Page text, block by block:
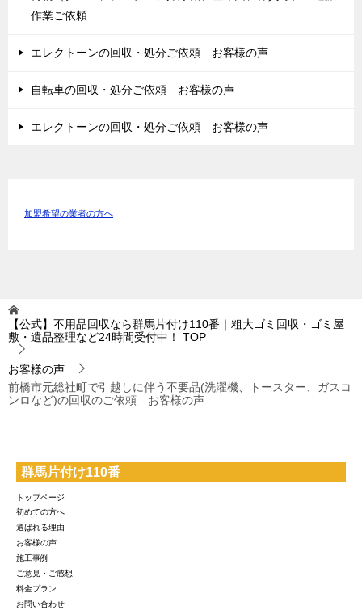
作業ご依頼
エレクトーンの回収・処分ご依頼 お客様の声
自転車の回収・処分ご依頼 お客様の声
エレクトーンの回収・処分ご依頼 お客様の声
加盟希望の業者の方へ
【公式】不用品回収なら群馬片付け110番｜粗大ゴミ回収・ゴミ屋
敷・遺品整理など24時間受付中！
TOP
お客様の声
前橋市元総社町で引越しに伴う不要品(洗濯機、トースター、ガスコ
ンロなど)の回収のご依頼 お客様の声
群馬片付け110番
トップページ
初めての方へ
選ばれる理由
お客様の声
施工事例
ご意見・ご感想
料金プラン
お問い合わせ